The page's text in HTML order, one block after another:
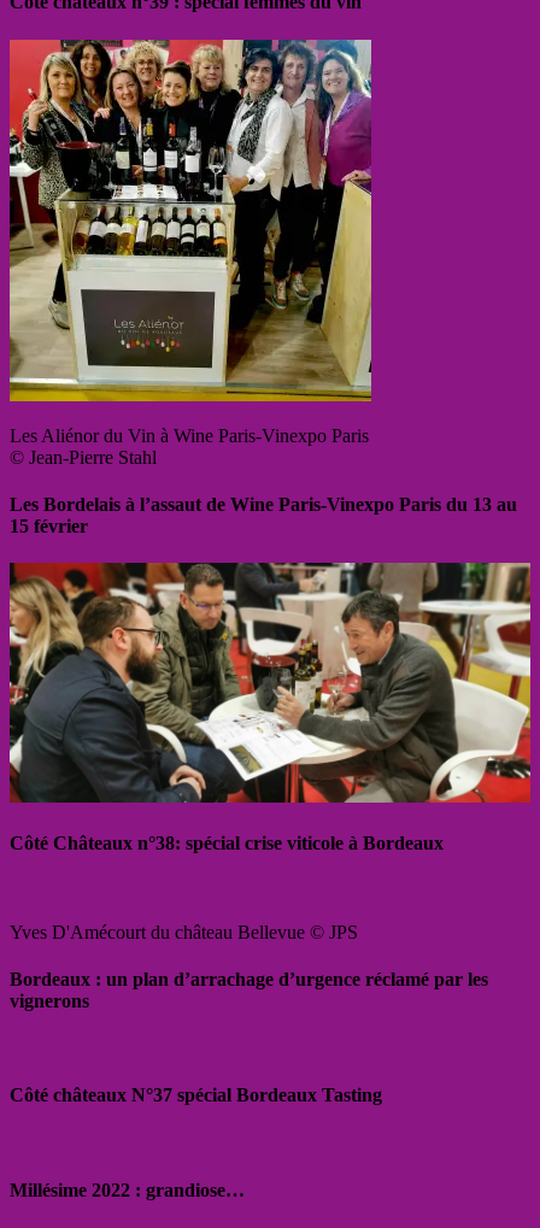
Les Aliénor du Vin à Wine Paris-Vinexpo Paris
© Jean-Pierre Stahl
Les Bordelais à l’assaut de Wine Paris-Vinexpo Paris du 13 au
15 février
Côté Châteaux n°38: spécial crise viticole à Bordeaux
Yves D'Amécourt du château Bellevue © JPS
Bordeaux : un plan d’arrachage d’urgence réclamé par les
vignerons
Côté châteaux N°37 spécial Bordeaux Tasting
Millésime 2022 : grandiose…